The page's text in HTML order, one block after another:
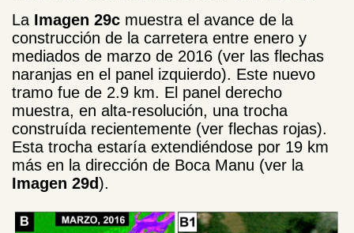
La Imagen 29c muestra el avance de la
construcción de la carretera entre enero y
mediados de marzo de 2016 (ver las flechas
naranjas en el panel izquierdo). Este nuevo
tramo fue de 2.9 km. El panel derecho
muestra, en alta-resolución, una trocha
construída recientemente (ver flechas rojas).
Esta trocha estaría extendiéndose por 19 km
más en la dirección de Boca Manu (ver la
Imagen 29d).